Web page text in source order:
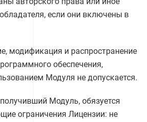
если они включены в
модификация и распространение
обеспечения,
Модуля не допускается.
Модуль, обязуется
ограничения Лицензии: не